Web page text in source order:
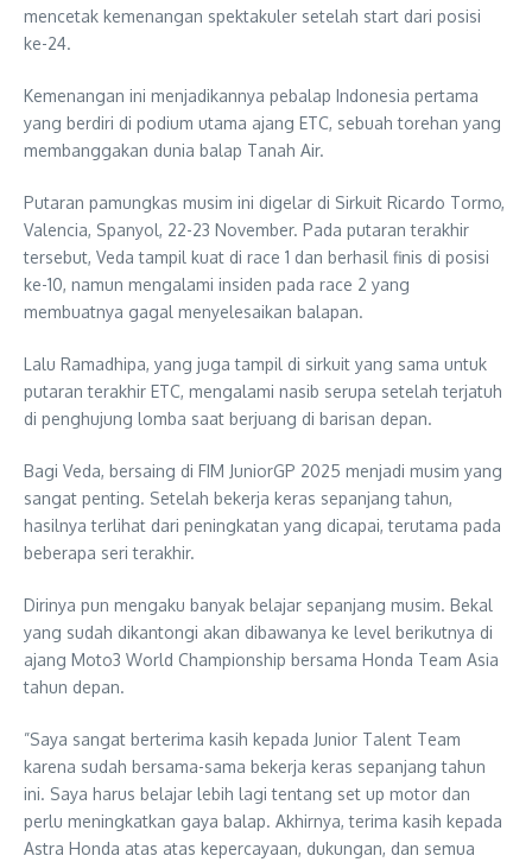
mencetak kemenangan spektakuler setelah start dari posisi
ke-24.
Kemenangan ini menjadikannya pebalap Indonesia pertama
yang berdiri di podium utama ajang ETC, sebuah torehan yang
membanggakan dunia balap Tanah Air.
Putaran pamungkas musim ini digelar di Sirkuit Ricardo Tormo,
Valencia, Spanyol, 22-23 November. Pada putaran terakhir
tersebut, Veda tampil kuat di race 1 dan berhasil finis di posisi
ke-10, namun mengalami insiden pada race 2 yang
membuatnya gagal menyelesaikan balapan.
Lalu Ramadhipa, yang juga tampil di sirkuit yang sama untuk
putaran terakhir ETC, mengalami nasib serupa setelah terjatuh
di penghujung lomba saat berjuang di barisan depan.
Bagi Veda, bersaing di FIM JuniorGP 2025 menjadi musim yang
sangat penting. Setelah bekerja keras sepanjang tahun,
hasilnya terlihat dari peningkatan yang dicapai, terutama pada
beberapa seri terakhir.
Dirinya pun mengaku banyak belajar sepanjang musim. Bekal
yang sudah dikantongi akan dibawanya ke level berikutnya di
ajang Moto3 World Championship bersama Honda Team Asia
tahun depan.
”Saya sangat berterima kasih kepada Junior Talent Team
karena sudah bersama-sama bekerja keras sepanjang tahun
ini. Saya harus belajar lebih lagi tentang set up motor dan
perlu meningkatkan gaya balap. Akhirnya, terima kasih kepada
Astra Honda atas atas kepercayaan, dukungan, dan semua